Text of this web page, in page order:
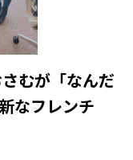
むが「なんだ
なフレンチ